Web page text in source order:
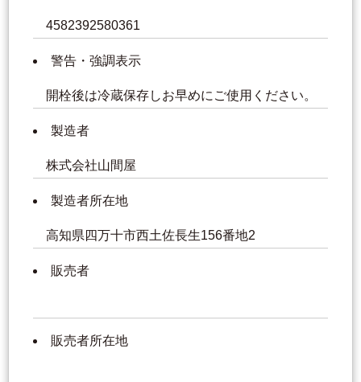
4582392580361
警告・強調表示
開栓後は冷蔵保存しお早めにご使用ください。
製造者
株式会社山間屋
製造者所在地
高知県四万十市西土佐長生156番地2
販売者
販売者所在地